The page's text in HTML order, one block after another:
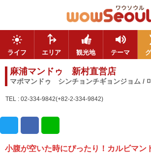
ライフ エリア 観光地 テーマ
麻浦マンドゥ 新村直営店
マポマンドゥ シンチョンチギョンジョム /
TEL : 02-334-9842(+82-2-334-9842)
小腹が空いた時にぴったり！カルビマン